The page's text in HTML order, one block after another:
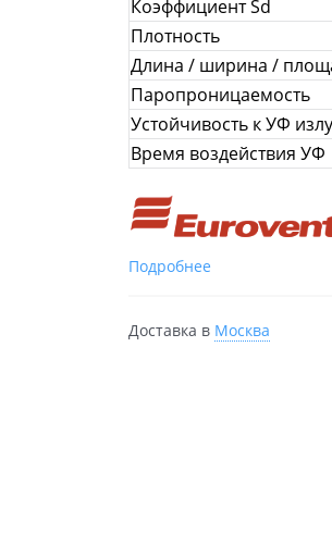
Коэффициент Sd
Плотность
Длина / ширина /
Паропроницаемость
Устойчивость к УФ
Время воздействия УФ
Подробнее
Доставка в Москва